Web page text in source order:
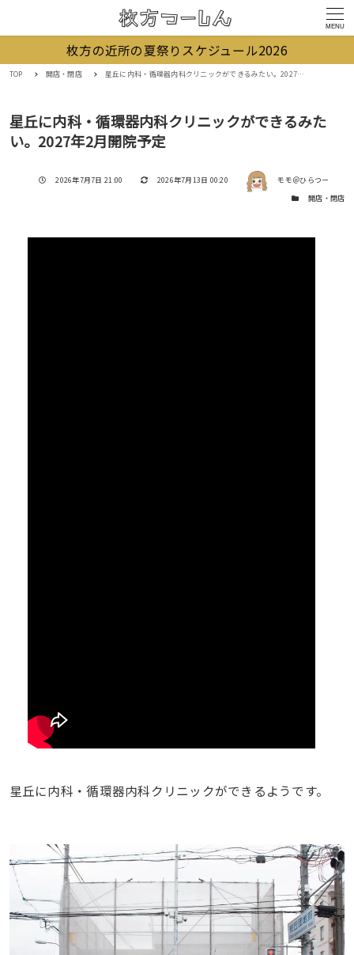
MENU
枚方の近所の夏祭りスケジュール2026
TOP 開店・閉店 星丘に内科・循環器内科クリニックができるみたい。2027年2月開院予定
星丘に内科・循環器内科クリニックができるみた
い。2027年2月開院予定
投稿日
2026年7月7日 21:00 更新日
2026年7月13日 00:20 著者
モモ＠ひらつー
カテゴリー開店・閉店
星丘に内科・循環器内科クリニックができるようです。